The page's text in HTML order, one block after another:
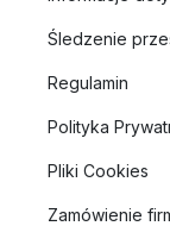
Śledzenie
Regulamin
Polityka
Pliki Cookies
Zamówienie